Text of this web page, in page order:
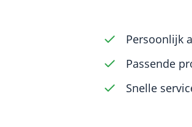
Persoonlijk
Passende
Snelle